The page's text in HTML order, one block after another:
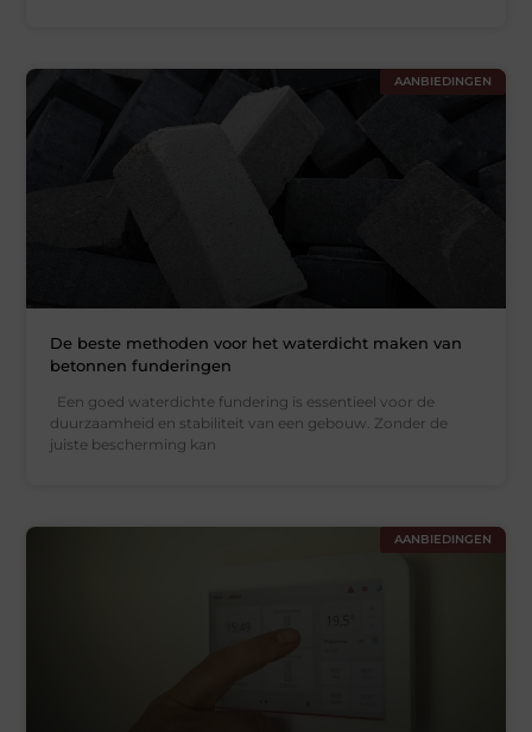
AANBIEDINGEN
De beste methoden voor het waterdicht maken van
betonnen funderingen
Een goed waterdichte fundering is essentieel voor de
duurzaamheid en stabiliteit van een gebouw. Zonder de
juiste bescherming kan
AANBIEDINGEN